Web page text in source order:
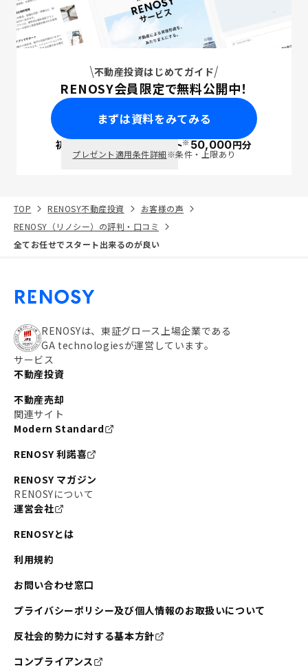
不動産投資はじめてガイド
RENOSY会員限定で無料公開中！
まずは資料をみてみる
初回面談で ポイント※50,000円分
プレゼント適用条件詳細※条件・上限あり
TOP RENOSY不動産投資
お客様の声
RENOSY（リノシー）の評判・口コミ
全てお任せでスタート出来るのが良い
RENOSYは、東証グロース上場企業である
GA technologiesが運営しています。
サービス
不動産投資
不動産売却
関連サイト
Modern Standard
RENOSY 利諾喜
RENOSY マガジン
RENOSYについて
運営会社
RENOSYとは
利用規約
お問い合わせ窓口
プライバシーポリシー及び個人情報のお取扱いについて
反社会的勢力に対する基本方針
コンプライアンス